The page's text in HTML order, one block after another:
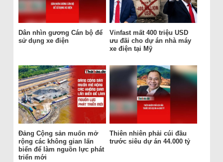
Dân nhìn gương Cán bộ để
sử dụng xe điện
Vinfast mất 400 triệu USD
ưu đãi cho dự án nhà máy
xe điện tại Mỹ
Đảng Cộng sản muốn mở
rộng các không gian lấn
biển để làm nguồn lực phát
triển mới
Thiên nhiên phải cúi đầu
trước siêu dự án 44.000 tỷ